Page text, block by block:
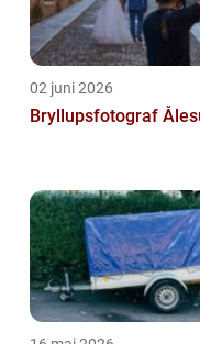
02 juni 2026
Bryllupsfotograf